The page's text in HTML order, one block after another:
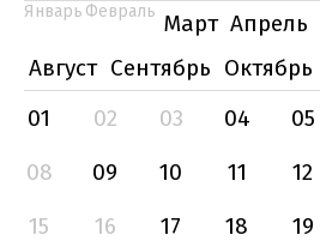
Январь Февраль Март Апрель
Август Сентябрь Октябрь
01
02 03 04 05
08
09 10 11 12
15
16 17 18 19